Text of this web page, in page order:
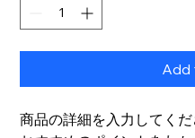
Add
商品の詳細を入力してく